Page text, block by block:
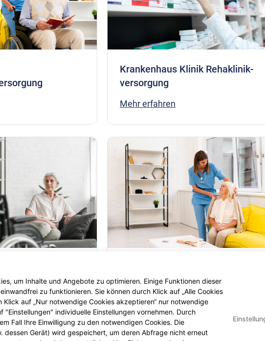
Krankenhaus Klinik Rehaklinik-
versorgung
Mehr erfahren
Pflegeheimversorgung
Mehr erfahren
um Inhalte und Angebote zu optimieren. Einige Funktionen dieser
zu funktionieren. Sie können durch Klick auf „Alle Cookies
Klick auf „Nur notwendige Cookies akzeptieren“ nur notwendige
individuelle Einstellungen vornehmen. Durch
Fall Ihre Einwilligung zu den notwendigen Cookies. Die
dessen Gerät) wird gespeichert, um deren Abfrage nicht erneut